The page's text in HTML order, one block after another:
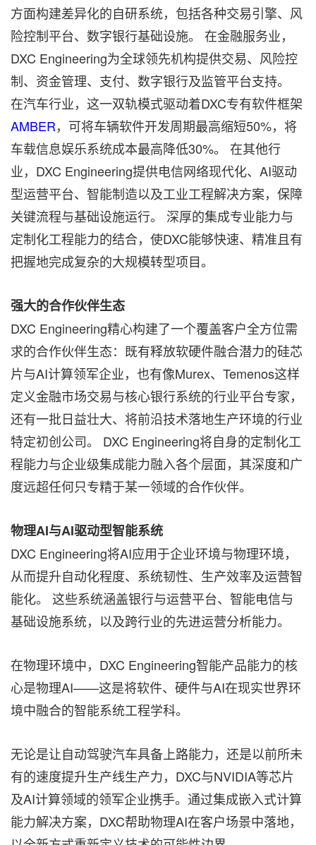
方面构建差异化的自研系统，包括各种交易引擎、风
险控制平台、数字银行基础设施。 在金融服务业，
DXC Engineering为全球领先机构提供交易、风险控
制、资金管理、支付、数字银行及监管平台支持。
在汽车行业，这一双轨模式驱动着DXC专有软件框架
AMBER，可将车辆软件开发周期最高缩短50%，将
车载信息娱乐系统成本最高降低30%。 在其他行
业，DXC Engineering提供电信网络现代化、AI驱动
型运营平台、智能制造以及工业工程解决方案，保障
关键流程与基础设施运行。 深厚的集成专业能力与
定制化工程能力的结合，使DXC能够快速、精准且有
把握地完成复杂的大规模转型项目。
强大的合作伙伴生态
DXC Engineering精心构建了一个覆盖客户全方位需
求的合作伙伴生态：既有释放软硬件融合潜力的硅芯
片与AI计算领军企业，也有像Murex、Temenos这样
定义金融市场交易与核心银行系统的行业平台专家，
还有一批日益壮大、将前沿技术落地生产环境的行业
特定初创公司。 DXC Engineering将自身的定制化工
程能力与企业级集成能力融入各个层面，其深度和广
度远超任何只专精于某一领域的合作伙伴。
物理AI与AI驱动型智能系统
DXC Engineering将AI应用于企业环境与物理环境，
从而提升自动化程度、系统韧性、生产效率及运营智
能化。 这些系统涵盖银行与运营平台、智能电信与
基础设施系统，以及跨行业的先进运营分析能力。
在物理环境中，DXC Engineering智能产品能力的核
心是物理AI——这是将软件、硬件与AI在现实世界环
境中融合的智能系统工程学科。
无论是让自动驾驶汽车具备上路能力，还是以前所未
有的速度提升生产线生产力，DXC与NVIDIA等芯片
及AI计算领域的领军企业携手。通过集成嵌入式计算
能力解决方案，DXC帮助物理AI在客户场景中落地，